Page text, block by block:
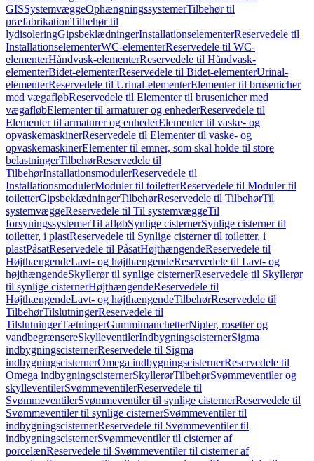
GISSystemvæggeOphængningssystemerTilbehør til
præfabrikationTilbehør til
lydisoleringGipsbeklædningerInstallationselementerReservedele til
InstallationselementerWC-elementerReservedele til WC-
elementerHåndvask-elementerReservedele til Håndvask-
elementerBidet-elementerReservedele til Bidet-elementerUrinal-
elementerReservedele til Urinal-elementerElementer til brusenicher
med vægafløbReservedele til Elementer til brusenicher med
vægafløbElementer til armaturer og enhederReservedele til
Elementer til armaturer og enhederElementer til vaske- og
opvaskemaskinerReservedele til Elementer til vaske- og
opvaskemaskinerElementer til emner, som skal holde til store
belastningerTilbehørReservedele til
TilbehørInstallationsmodulerReservedele til
InstallationsmodulerModuler til toiletterReservedele til Moduler til
toiletterGipsbeklædningerTilbehørReservedele til TilbehørTil
systemvæggeReservedele til Til systemvæggeTil
forsyningssystemerTil afløbSynlige cisternerSynlige cisterner til
toiletter, i plastReservedele til Synlige cisterner til toiletter, i
plastPåsatReservedele til PåsatHøjthængendeReservedele til
HøjthængendeLavt- og højthængendeReservedele til Lavt- og
højthængendeSkyllerør til synlige cisternerReservedele til Skyllerør
til synlige cisternerHøjthængendeReservedele til
HøjthængendeLavt- og højthængendeTilbehørReservedele til
TilbehørTilslutningerReservedele til
TilslutningerTætningerGummimanchetterNipler, rosetter og
vandbegrænsereSkylleventilerIndbygningscisternerSigma
indbygningscisternerReservedele til Sigma
indbygningscisternerOmega indbygningscisternerReservedele til
Omega indbygningscisternerSkyllerørTilbehørSvømmeventiler og
skylleventilerSvømmeventilerReservedele til
SvømmeventilerSvømmeventiler til synlige cisternerReservedele til
Svømmeventiler til synlige cisternerSvømmeventiler til
indbygningscisternerReservedele til Svømmeventiler til
indbygningscisternerSvømmeventiler til cisterner af
porcelænReservedele til Svømmeventiler til cisterner af